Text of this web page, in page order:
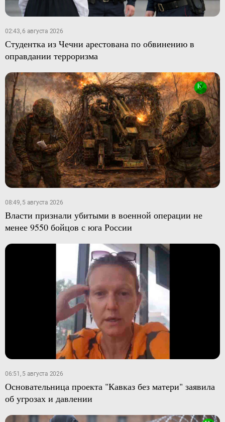
02:43, 6 августа 2026
Студентка из Чечни арестована по обвинению в
оправдании терроризма
08:49, 5 августа 2026
Власти признали убитыми в военной операции не
менее 9550 бойцов с юга России
06:51, 5 августа 2026
Основательница проекта "Кавказ без матери" заявила
об угрозах и давлении